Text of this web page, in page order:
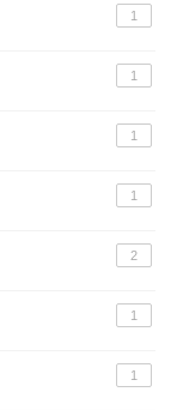
1
1
1
1
2
1
1